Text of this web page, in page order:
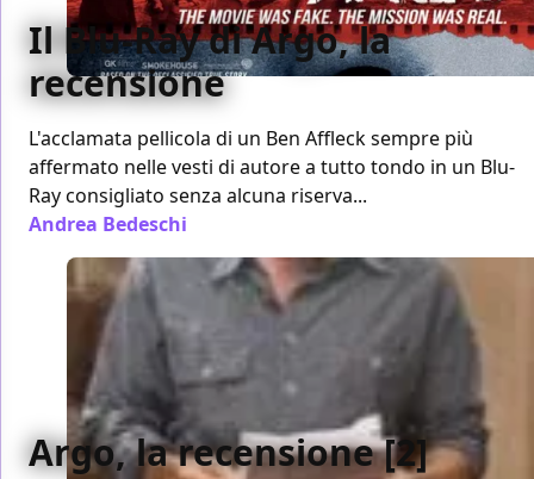
Il Blu-Ray di Argo, la
recensione
L'acclamata pellicola di un Ben Affleck sempre più
affermato nelle vesti di autore a tutto tondo in un Blu-
Ray consigliato senza alcuna riserva...
Andrea Bedeschi
Argo, la recensione [2]